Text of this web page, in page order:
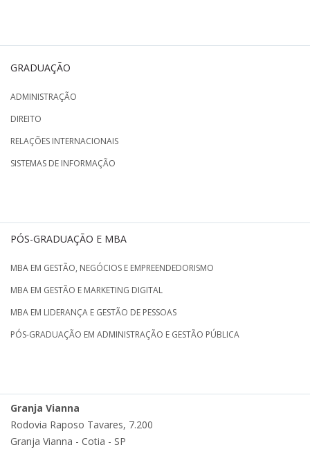
GRADUAÇÃO
ADMINISTRAÇÃO
DIREITO
RELAÇÕES INTERNACIONAIS
SISTEMAS DE INFORMAÇÃO
PÓS-GRADUAÇÃO E MBA
MBA EM GESTÃO, NEGÓCIOS E EMPREENDEDORISMO
MBA EM GESTÃO E MARKETING DIGITAL
MBA EM LIDERANÇA E GESTÃO DE PESSOAS
PÓS-GRADUAÇÃO EM ADMINISTRAÇÃO E GESTÃO PÚBLICA
Granja Vianna
Rodovia Raposo Tavares, 7.200
Granja Vianna - Cotia - SP